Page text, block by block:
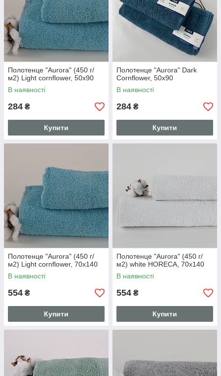
Полотенце "Aurora" (450 г/
м2) Light cornflower, 50x90
В наявності
284 ₴
Купити
Полотенце "Aurora" Dark
Cornflower, 50x90
В наявності
284 ₴
Купити
Полотенце "Aurora" (450 г/
м2) Light cornflower, 70x140
В наявності
554 ₴
Купити
Полотенце "Aurora" (450 г/
м2) white HORECA, 70x140
В наявності
554 ₴
Купити